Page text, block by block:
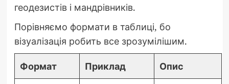
геодезистів і мандрівників.
Порівняємо формати в таблиці, бо
візуалізація робить все зрозумілішим.
Формат Приклад Опис